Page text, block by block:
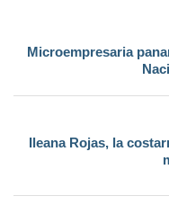
Microempresaria
Ileana Rojas, la